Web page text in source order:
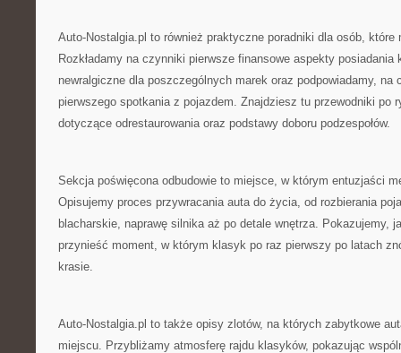
Auto-Nostalgia.pl to również praktyczne poradniki dla osób,
Rozkładamy na czynniki pierwsze finansowe aspekty
newralgiczne dla poszczególnych marek oraz podpowiadamy, na
pierwszego spotkania z pojazdem. Znajdziesz tu przewodniki po
dotyczące odrestaurowania oraz podstawy doboru podzespołów.
Sekcja poświęcona odbudowie to miejsce, w którym entuzjaści
Opisujemy proces przywracania auta do życia, od rozbierania
blacharskie, naprawę silnika aż po detale wnętrza. Pokazujemy,
przynieść moment, w którym klasyk po raz pierwszy po latach
krasie.
Auto-Nostalgia.pl to także opisy zlotów, na których zabytkowe
miejscu. Przybliżamy atmosferę rajdu klasyków, pokazując